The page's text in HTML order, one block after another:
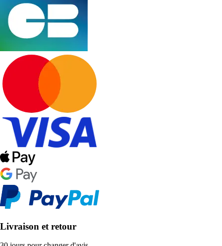
Livraison et retour